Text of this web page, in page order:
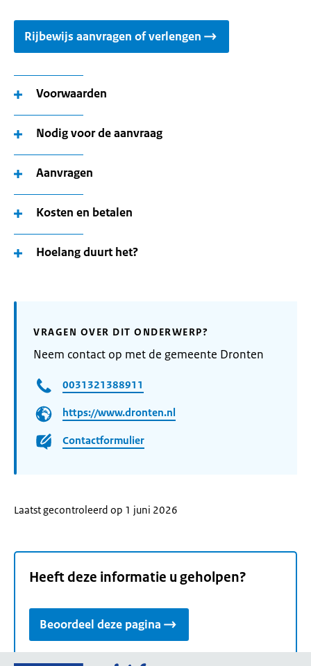
Rijbewijs aanvragen of verlengen
Voorwaarden
Nodig voor de aanvraag
Aanvragen
Kosten en betalen
Hoelang duurt het?
VRAGEN OVER DIT ONDERWERP?
Neem contact op met de gemeente Dronten
0031321388911
https://www.dronten.nl
Contactformulier
Laatst gecontroleerd op 1 juni 2026
Heeft deze informatie u geholpen?
Beoordeel deze pagina